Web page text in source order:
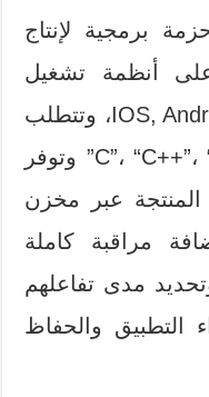
برمجية لإنتاج
أنظمة تشغيل
IOS, Android, Windows, and Mac، وتتطلب
إتقان إحدى لغات “C”، “C++”، “Java” وتوفر
المنتجة عبر مخزن
مراقبة كاملة
مدى تفاعلهم
التطبيق والحفاظ